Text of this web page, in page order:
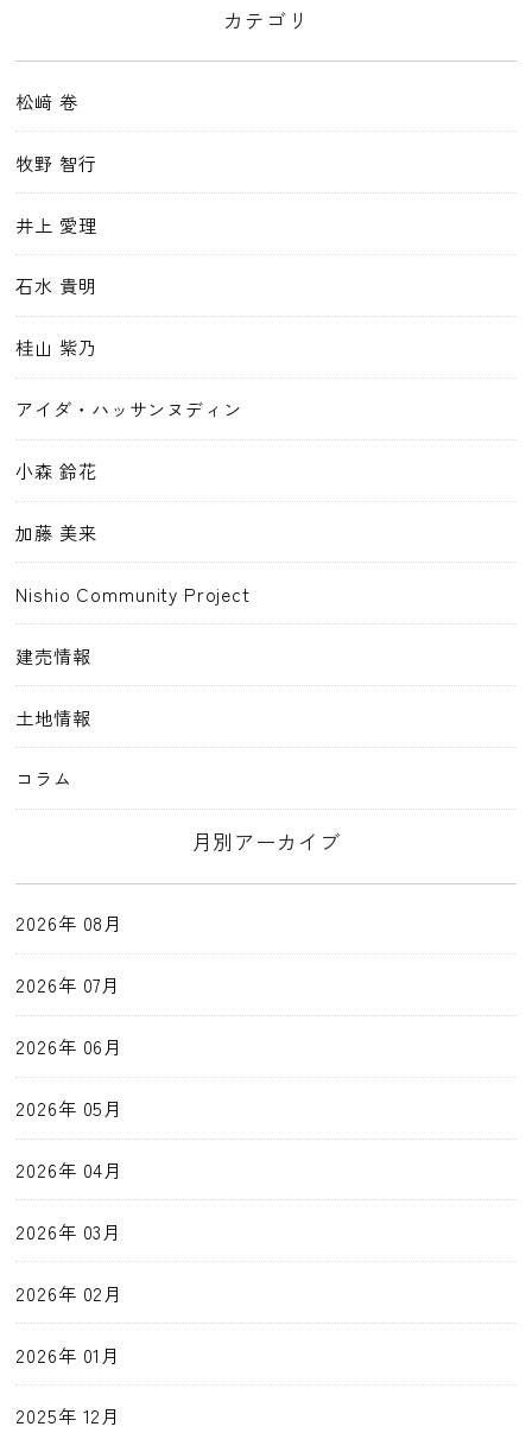
カテゴリ
松﨑 卷
牧野 智行
井上 愛理
石水 貴明
桂山 紫乃
アイダ・ハッサンヌディン
小森 鈴花
加藤 美来
Nishio Community Project
建売情報
土地情報
コラム
月別アーカイブ
2026年 08月
2026年 07月
2026年 06月
2026年 05月
2026年 04月
2026年 03月
2026年 02月
2026年 01月
2025年 12月